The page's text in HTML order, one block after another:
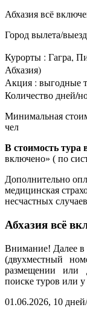
Абхазия всё
Город вылета/
Курорты : Гагра,
Абхазия)
Акция : выгодные
Количество дней/
Минимальная
чел
В стоимость тура
включено» ( по
Дополнительно
медицинская
несчастных
Абхазия всё
Внимание! Далее в
(двухместный
размещении или
поиске туров или
01.06.2026, 10